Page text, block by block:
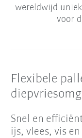
wereldwijd
voor
Flexibele
Snel en
ijs, vlees, vis